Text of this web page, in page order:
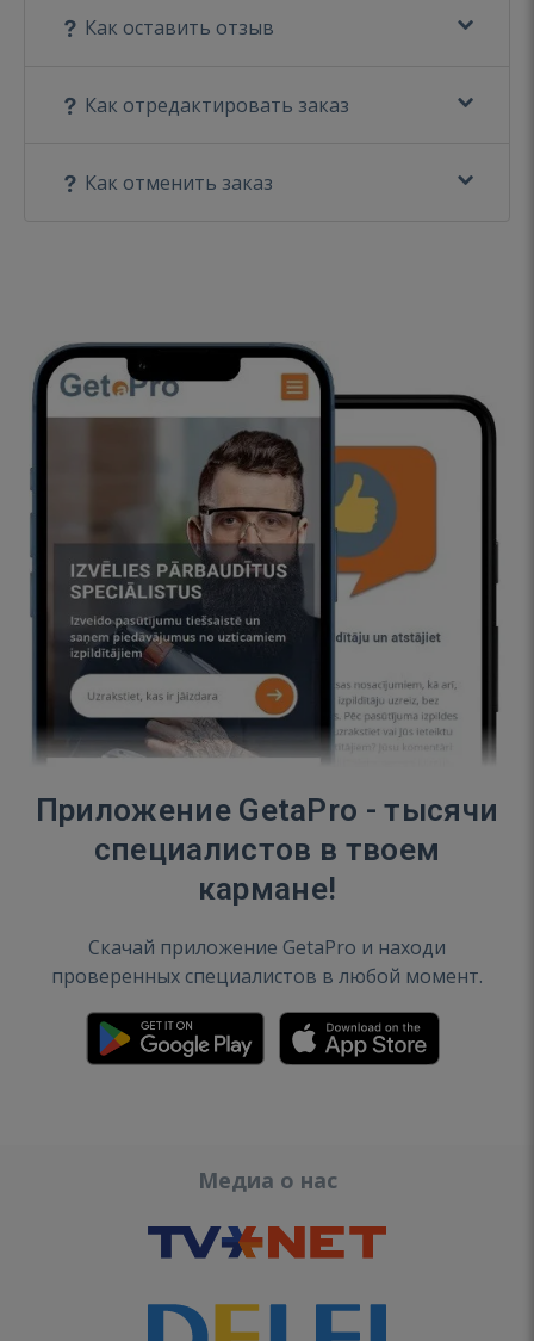
Как оставить отзыв
Как отредактировать заказ
Как отменить заказ
Приложение GetaPro - тысячи
специалистов в твоем
кармане!
Скачай приложение GetaPro и находи
проверенных специалистов в любой момент.
Медиа о нас